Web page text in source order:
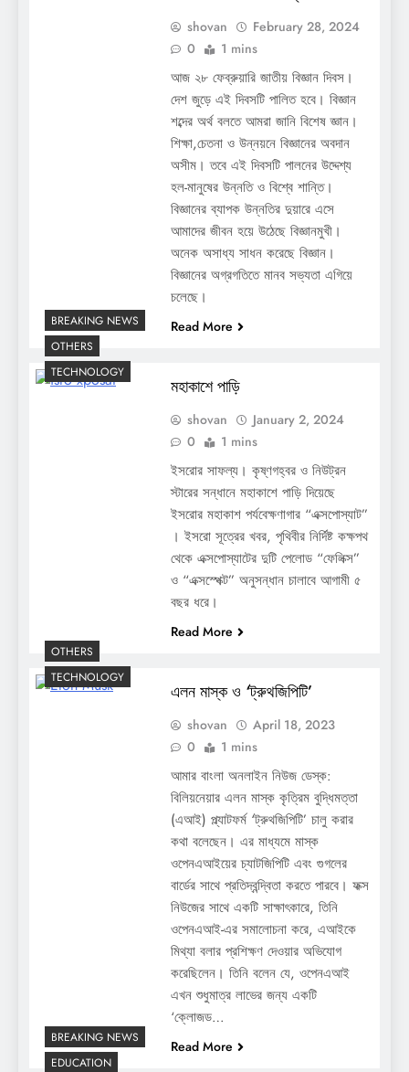
shovan
February 28, 2024
0
1 mins
আজ ২৮ ফেব্রুয়ারি জাতীয় বিজ্ঞান দিবস।
দেশ জুড়ে এই দিবসটি পালিত হবে। বিজ্ঞান
শব্দের অর্থ বলতে আমরা জানি বিশেষ জ্ঞান।
শিক্ষা,চেতনা ও উন্নয়নে বিজ্ঞানের অবদান
অসীম। তবে এই দিবসটি পালনের উদ্দেশ্য
হল-মানুষের উন্নতি ও বিশ্বে শান্তি।
বিজ্ঞানের ব্যাপক উন্নতির দুয়ারে এসে
আমাদের জীবন হয়ে উঠেছে বিজ্ঞানমুখী।
অনেক অসাধ্য সাধন করেছে বিজ্ঞান।
বিজ্ঞানের অগ্রগতিতে মানব সভ্যতা এগিয়ে
চলেছে।
Read More
BREAKING NEWS
OTHERS
TECHNOLOGY
মহাকাশে পাড়ি
shovan
January 2, 2024
0
1 mins
ইসরোর সাফল্য। কৃষ্ণগহ্বর ও নিউট্রন
স্টারের সন্ধানে মহাকাশে পাড়ি দিয়েছে
ইসরোর মহাকাশ পর্যবেক্ষণাগার “এক্সপোস্যাট”
। ইসরো সূত্রের খবর, পৃথিবীর নির্দিষ্ট কক্ষপথ
থেকে এক্সপোস্যাটের দুটি পেলোড “ফেলিক্স”
ও “এক্সস্পেক্ট” অনুসন্ধান চালাবে আগামী ৫
বছর ধরে।
Read More
OTHERS
TECHNOLOGY
এলন মাস্ক ও ‘ট্রুথজিপিটি’
shovan
April 18, 2023
0
1 mins
আমার বাংলা অনলাইন নিউজ ডেস্ক:
বিলিয়নেয়ার এলন মাস্ক কৃত্রিম বুদ্ধিমত্তা
(এআই) প্ল্যাটফর্ম ‘ট্রুথজিপিটি’ চালু করার
কথা বলেছেন। এর মাধ্যমে মাস্ক
ওপেনএআইয়ের চ্যাটজিপিটি এবং গুগলের
বার্ডের সাথে প্রতিদ্বন্দ্বিতা করতে পারবে। ফক্স
নিউজের সাথে একটি সাক্ষাৎকারে, তিনি
ওপেনএআই-এর সমালোচনা করে, এআইকে
মিথ্যা বলার প্রশিক্ষণ দেওয়ার অভিযোগ
করেছিলেন। তিনি বলেন যে, ওপেনএআই
এখন শুধুমাত্র লাভের জন্য একটি
‘ক্লোজড…
Read More
BREAKING NEWS
EDUCATION